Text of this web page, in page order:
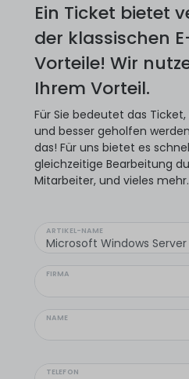
Ein Ticket bietet
der klassischen
Vorteile! Wir
Ihrem Vorteil.
Für Sie bedeutet das
und besser geholfen
das! Für uns bietet es
gleichzeitige Bearbeitung
Mitarbeiter, und vieles
ARTIKEL-NAME
FIRMA
NAME
TELEFON